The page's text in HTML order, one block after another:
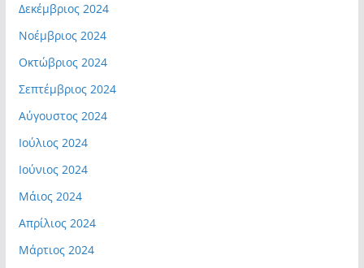
Δεκέμβριος 2024
Νοέμβριος 2024
Οκτώβριος 2024
Σεπτέμβριος 2024
Αύγουστος 2024
Ιούλιος 2024
Ιούνιος 2024
Μάιος 2024
Απρίλιος 2024
Μάρτιος 2024